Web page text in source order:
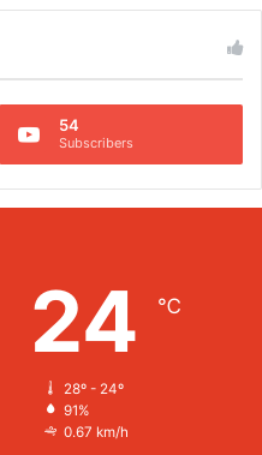
54
Subscribers
24 ℃
28º - 24º
91%
0.67 km/h